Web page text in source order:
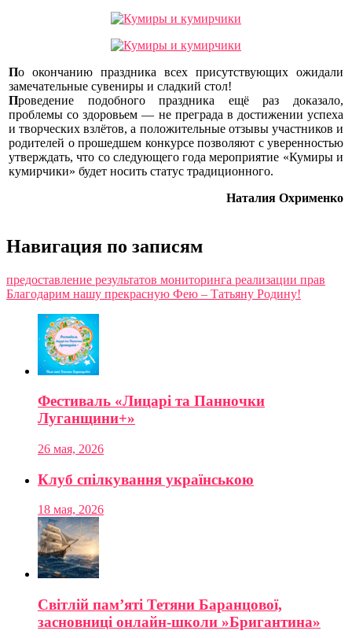
По окончанию праздника всех присутствующих ожидали
замечательные сувениры и сладкий стол!
Проведение подобного праздника ещё раз доказало,
проблемы со здоровьем — не преграда в достижении успеха
и творческих взлётов, а положительные отзывы участников и
родителей о прошедшем конкурсе позволяют с уверенностью
утверждать, что со следующего года мероприятие «Кумиры и
кумирчики» будет носить статус традиционного.
Наталия Охрименко
Навигация по записям
предоставление результатов мониторинга реализации прав
Благодарим нашу прекрасную Фею – Татьяну Родину!
Фестиваль «Лицарі та Панночки
Луганщини+»
26 мая, 2026
Клуб спілкування українською
18 мая, 2026
Світлій пам’яті Тетяни Баранцової,
засновниці онлайн-школи »Бригантина»